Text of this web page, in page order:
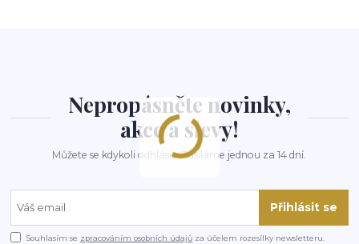
Nepropásněte novinky,
akce a slevy!
Můžete se kdykoli odhlásit. Zasíláme jednou za 14 dní.
Přihlásit se
Souhlasím se zpracováním osobních údajů za účelem rozesílky newsletteru.